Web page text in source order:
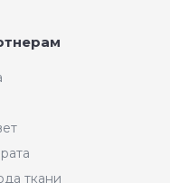
ткани